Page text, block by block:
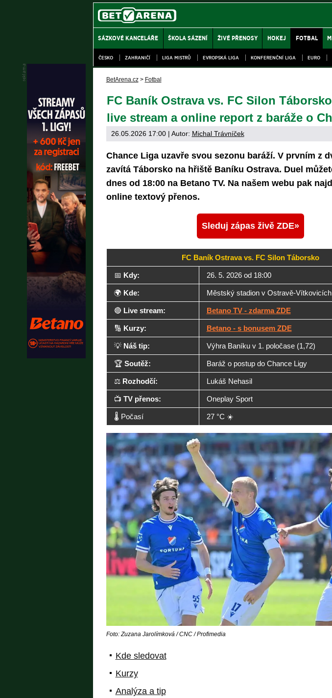
SÁZKOVÉ KANCELÁŘE ŠKOLA SÁZENÍ ŽIVÉ PŘENOSY HOKEJ FOTBAL
ČESKO ZAHRANIČÍ LIGA MISTRŮ EVROPSKÁ LIGA KONFERENČNÍ LIGA EURO
BetArena.cz > Fotbal
FC Baník Ostrava vs. FC Silon
live stream a online report z baráže o
26.05.2026 17:00| Autor: Michal Trávníček
Chance Liga uzavře svou sezonu baráží. V prvním z
zavítá Táborsko na hřiště Baníku Ostrava. Duel
dnes od 18:00 na Betano TV. Na našem webu pak
online textový přenos.
Sleduj zápas živě ZDE
FC Baník Ostrava vs. FC Silon Táborsko
📅 Kdy: 26. 5. 2026 od 18:00
🌍 Kde: Městský stadion v Ostravě-Vítkovicích
🔴 Live stream: Betano TV - zdarma ZDE
🔢 Kurzy: Betano - s bonusem ZDE
💡 Náš tip: Výhra Baníku v 1. poločase (1,72)
🏆 Soutěž: Baráž o postup do Chance Ligy
⚖️ Rozhodčí: Lukáš Nehasil
📺 TV přenos: Oneplay Sport
🌡️ Počasí 27 °C ☀️
Foto: Zuzana Jarolímková / CNC / Profimedia
Kde sledovat
Kurzy
Analýza a tip